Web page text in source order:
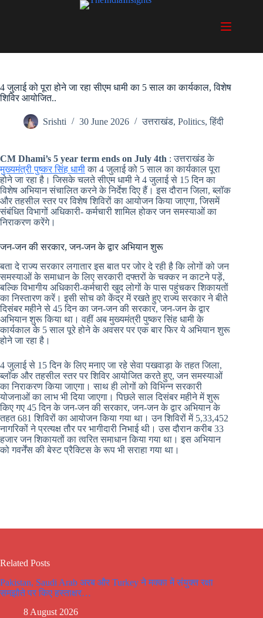
4 जुलाई को पूरा होने जा रहा सीएम धामी का 5 साल का कार्यकाल, विशेष
शिविर आयोजित..
Srishti 30 June 2026 उत्तराखंड, Politics,हिंदी
CM Dhami’s 5 year term ends on July 4th : उत्तराखंड के
मुख्यमंत्री पुष्कर सिंह धामीका 4 जुलाई को 5 साल का कार्यकाल पूरा
होने जा रहा है। जिसके चलते सीएम धामी ने 4 जुलाई से 15 दिन का
विशेष अभियान संचालित करने के निर्देश दिए हैं। इस दौरान जिला, ब्लॉक
और तहसील स्तर पर विशेष शिविरों का आयोजन किया जाएगा, जिसमें
संबंधित विभागों अधिकारी- कर्मचारी शामिल होकर जन समस्याओं का
निराकरण करेंगे।
जन-जन की सरकार, जन-जन के द्वार अभियान शुरू
बता दे राज्य सरकार लगातार इस बात पर जोर दे रही है कि लोगों को जन
समस्याओं के समाधान के लिए सरकारी दफ्तरों के चक्कर न काटने पड़ें,
बल्कि विभागीय अधिकारी-कर्मचारी खुद लोगों के पास पहुंचकर शिकायतों
का निस्तारण करें। इसी सोच को केंद्र में रखते हुए राज्य सरकार ने बीते
दिसंबर महीने से 45 दिन का जन-जन की सरकार, जन-जन के द्वार
अभियान शुरू किया था। वहीं अब मुख्यमंत्री पुष्कर सिंह धामी के
कार्यकाल के 5 साल पूरे होने के अवसर पर एक बार फिर ये अभियान शुरू
होने जा रहा है।
4 जुलाई से 15 दिन के लिए मनाए जा रहे सेवा पखवाड़ा के तहत जिला,
ब्लॉक और तहसील स्तर पर शिविर आयोजित करते हुए, जन समस्याओं
का निराकरण किया जाएगा। साथ ही लोगों को विभिन्न सरकारी
योजनाओं का लाभ भी दिया जाएगा। पिछले साल दिसंबर महीने में शुरू
किए गए 45 दिन के जन-जन की सरकार, जन-जन के द्वार अभियान के
तहत 681 शिविरों का आयोजन किया गया था। उन शिविरों में 5,33,452
नागरिकों ने प्रत्यक्ष तौर पर भागीदारी निभाई थी। उस दौरान करीब 33
हजार जन शिकायतों का त्वरित समाधान किया गया था। इस अभियान
को गवर्नेंस की बेस्ट प्रैक्टिस के रूप भी सराहा गया था।
Related Posts
Pakistan, Saudi Arab अरब और Turkey ने मक्का में संयुक्त रक्षा
समझौते पर किए हस्ताक्षर…
8 August 2026